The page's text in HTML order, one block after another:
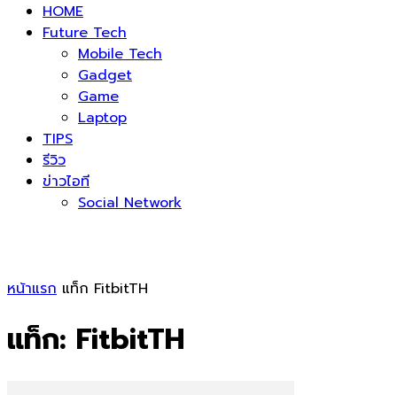
HOME
Future Tech
Mobile Tech
Gadget
Game
Laptop
TIPS
รีวิว
ข่าวไอที
Social Network
หน้าแรก แท็ก FitbitTH
แท็ก: FitbitTH